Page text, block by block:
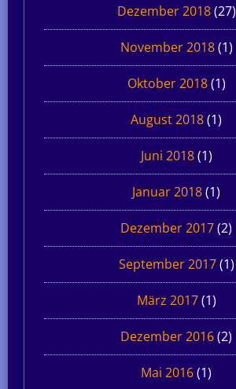
Dezember 2018(27)
November 2018(1)
Oktober 2018(1)
August 2018(1)
Juni 2018(1)
Januar 2018(1)
Dezember 2017(2)
September 2017(1)
März 2017(1)
Dezember 2016(2)
Mai 2016(1)